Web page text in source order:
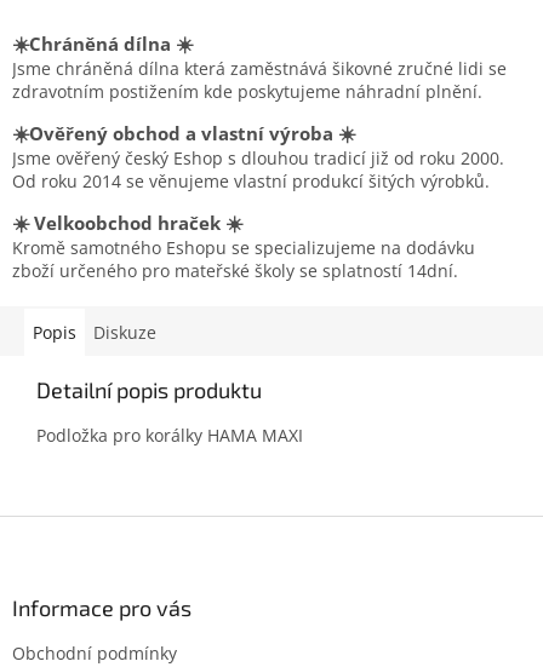
☀️Chráněná dílna ☀️
Jsme chráněná dílna která zaměstnává šikovné zručné lidi se
zdravotním postižením kde poskytujeme náhradní plnění.
☀️Ověřený obchod a vlastní výroba ☀️
Jsme ověřený český Eshop s dlouhou tradicí již od roku 2000.
Od roku 2014 se věnujeme vlastní produkcí šitých výrobků.
☀️ Velkoobchod hraček ☀️
Kromě samotného Eshopu se specializujeme na dodávku
zboží určeného pro mateřské školy se splatností 14dní.
Popis Diskuze
Detailní popis produktu
Podložka pro korálky HAMA MAXI
Informace pro vás
Obchodní podmínky